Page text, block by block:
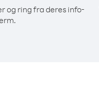
og ring fra deres info-